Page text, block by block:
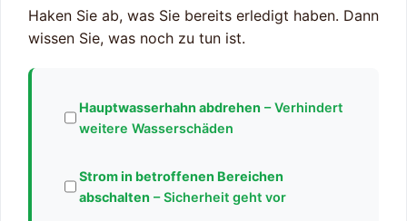
Haken Sie ab, was Sie bereits erledigt haben. Dann
wissen Sie, was noch zu tun ist.
Hauptwasserhahn abdrehen – Verhindert
weitere Wasserschäden
Strom in betroffenen Bereichen
abschalten – Sicherheit geht vor